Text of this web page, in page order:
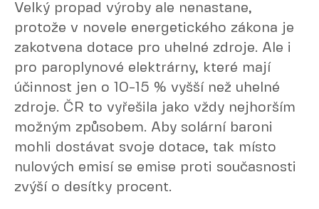
Velký propad výroby ale nenastane,
protože v novele energetického zákona je
zakotvena dotace pro uhelné zdroje. Ale i
pro paroplynové elektrárny, které mají
účinnost jen o 10-15 % vyšší než uhelné
zdroje. ČR to vyřešila jako vždy nejhorším
možným způsobem. Aby solární baroni
mohli dostávat svoje dotace, tak místo
nulových emisí se emise proti současnosti
zvýší o desítky procent.